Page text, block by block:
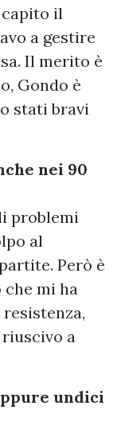
il
a gestire
Il merito è
Gondo è
stati bravi
nei 90
problemi
al
Però è
mi ha
a
undici